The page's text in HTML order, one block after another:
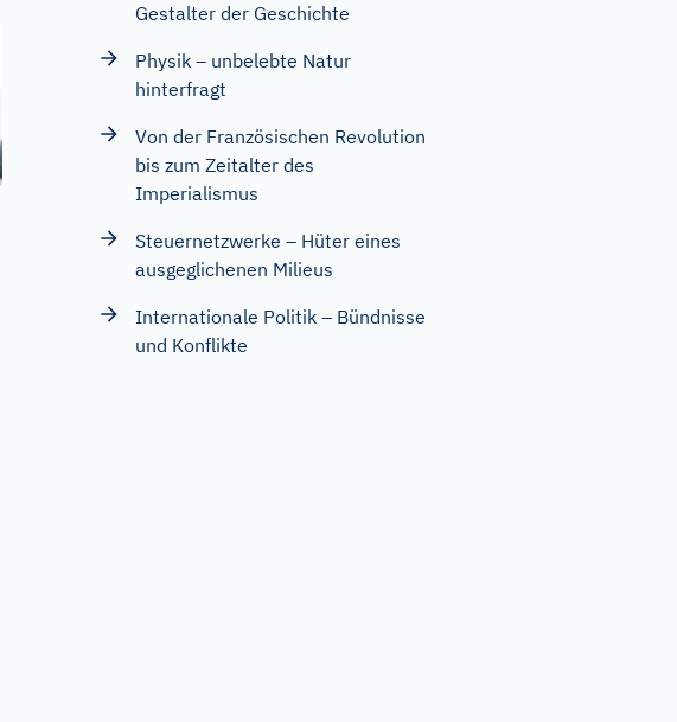
Gestalter der Geschichte
Physik – unbelebte Natur
hinterfragt
Von der Französischen Revolution
bis zum Zeitalter des
Imperialismus
Steuernetzwerke – Hüter eines
ausgeglichenen Milieus
Internationale Politik – Bündnisse
und Konflikte